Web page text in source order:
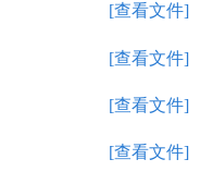
[查看文件]
[查看文件]
[查看文件]
[查看文件]